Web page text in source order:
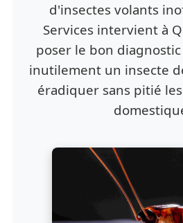
d'insectes volants
Services intervient à
poser le bon
inutilement un insecte
éradiquer sans pitié